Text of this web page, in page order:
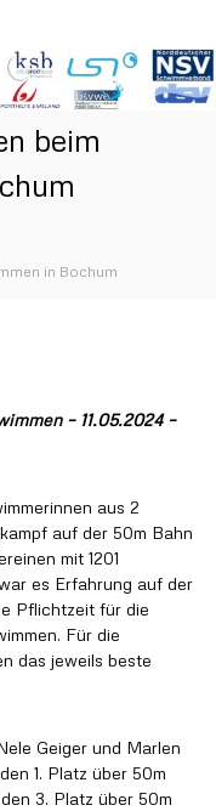
beim
in Bochum
– 11.05.2024 –
aus 2
auf der 50m Bahn
mit 1201
es Erfahrung auf der
Pflichtzeit für die
Für die
das jeweils beste
Geiger und Marlen
1. Platz über 50m
3. Platz über 50m